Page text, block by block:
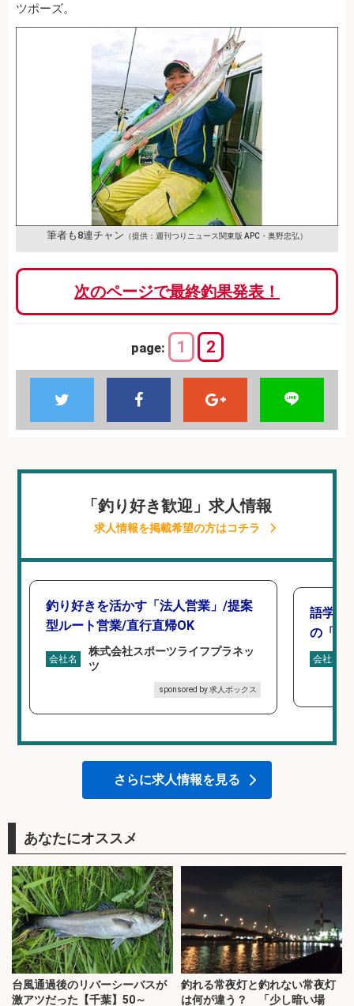
ツポーズ。
筆者も8連チャン （提供：週刊つりニュース関東版 APC・奥野忠弘）
次のページで最終釣果発表！
page: 1 2
「釣り好き歓迎」求人情報
求人情報を掲載希望の方はコチラ
釣り好きを活かす「法人営業」/提案
型ルート営業/直行直帰OK
会社名
株式会社スポーツライフプラネッ
ツ
sponsored by 求人ボックス
語学力
の「海
会社名
さらに求人情報を見る
あなたにオススメ
台風通過後のリバーシーバスが
激アツだった【千葉】50～
釣れる常夜灯と釣れない常夜灯
は何が違う？ 「少し暗い場